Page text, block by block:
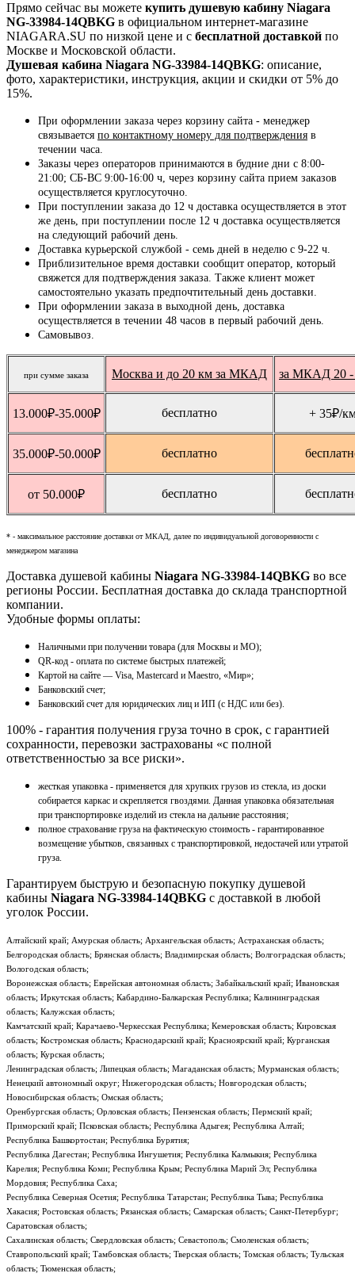
Прямо сейчас вы можете купить душевую кабину Niagara
NG-33984-14QBKG в официальном интернет-магазине
NIAGARA.SU по низкой цене и с бесплатной доставкой по
Москве и Московской области.
Душевая кабина Niagara NG-33984-14QBKG: описание,
фото, характеристики, инструкция, акции и скидки от 5% до
15%.
При оформлении заказа через корзину сайта - менеджер
связывается по контактному номеру для подтверждения в
течении часа.
Заказы через операторов принимаются в будние дни с 8:00-
21:00; СБ-ВС 9:00-16:00 ч, через корзину сайта прием заказов
осуществляется круглосуточно.
При поступлении заказа до 12 ч доставка осуществляется в этот
же день, при поступлении после 12 ч доставка осуществляется
на следующий рабочий день.
Доставка курьерской службой - семь дней в неделю с 9-22 ч.
Приблизительное время доставки сообщит оператор, который
свяжется для подтверждения заказа. Также клиент может
самостоятельно указать предпочтительный день доставки.
При оформлении заказа в выходной день, доставка
осуществляется в течении 48 часов в первый рабочий день.
Самовывоз.
при сумме заказа Москва и до 20 км за МКАД за МКАД 20 -
13.000₽-35.000₽ бесплатно + 35₽/
35.000₽-50.000₽ бесплатно
от 50.000₽ бесплатно
* - максимальное расстояние доставки от МКАД, далее по индивидуальной договоренности с
менеджером магазина
Доставка душевой кабины Niagara NG-33984-14QBKG во все
регионы России. Бесплатная доставка до склада транспортной
компании.
Удобные формы оплаты:
Наличными при получении товара (для Москвы и МО);
QR-код - оплата по системе быстрых платежей;
Картой на сайте — Visa, Mastercard и Maestro, «Мир»;
Банковский счет;
Банковский счет для юридических лиц и ИП (с НДС или без).
100% - гарантия получения груза точно в срок, с гарантией
сохранности, перевозки застрахованы «с полной
ответственностью за все риски».
жесткая упаковка - применяется для хрупких грузов из стекла, из доски
собирается каркас и скрепляется гвоздями. Данная упаковка обязательная
при транспортировке изделий из стекла на дальние расстояния;
полное страхование груза на фактическую стоимость - гарантированное
возмещение убытков, связанных с транспортировкой, недостачей или утратой
груза.
Гарантируем быструю и безопасную покупку душевой
кабины Niagara NG-33984-14QBKG с доставкой в любой
уголок России.
Алтайский край; Амурская область; Архангельская область; Астраханская область;
Белгородская область; Брянская область; Владимирская область; Волгоградская область;
Вологодская область;
Воронежская область; Еврейская автономная область; Забайкальский край; Ивановская
область; Иркутская область; Кабардино-Балкарская Республика; Калининградская
область; Калужская область;
Камчатский край; Карачаево-Черкесская Республика; Кемеровская область; Кировская
область; Костромская область; Краснодарский край; Красноярский край; Курганская
область; Курская область;
Ленинградская область; Липецкая область; Магаданская область; Мурманская область;
Ненецкий автономный округ; Нижегородская область; Новгородская область;
Новосибирская область; Омская область;
Оренбургская область; Орловская область; Пензенская область; Пермский край;
Приморский край; Псковская область; Республика Адыгея; Республика Алтай;
Республика Башкортостан; Республика Бурятия;
Республика Дагестан; Республика Ингушетия; Республика Калмыкия; Республика
Карелия; Республика Коми; Республика Крым; Республика Марий Эл; Республика
Мордовия; Республика Саха;
Республика Северная Осетия; Республика Татарстан; Республика Тыва; Республика
Хакасия; Ростовская область; Рязанская область; Самарская область; Санкт-Петербург;
Саратовская область;
Сахалинская область; Свердловская область; Севастополь; Смоленская область;
Ставропольский край; Тамбовская область; Тверская область; Томская область; Тульская
область; Тюменская область;